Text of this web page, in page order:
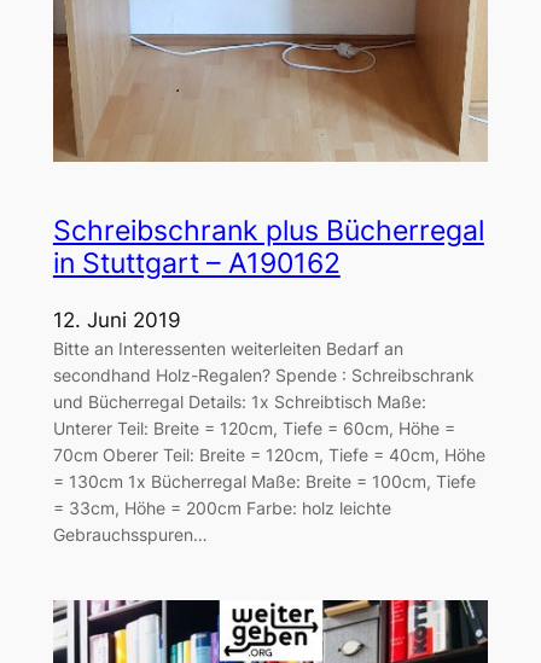
Schreibschrank plus Bücherregal
in Stuttgart – A190162
12. Juni 2019
Bitte an Interessenten weiterleiten Bedarf an
secondhand Holz-Regalen? Spende : Schreibschrank
und Bücherregal Details: 1x Schreibtisch Maße:
Unterer Teil: Breite = 120cm, Tiefe = 60cm, Höhe =
70cm Oberer Teil: Breite = 120cm, Tiefe = 40cm, Höhe
= 130cm 1x Bücherregal Maße: Breite = 100cm, Tiefe
= 33cm, Höhe = 200cm Farbe: holz leichte
Gebrauchsspuren…